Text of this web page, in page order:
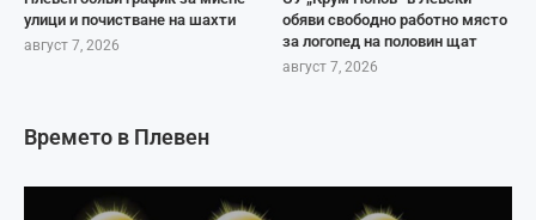
улици и почистване на шахти
август 7, 2026
обяви свободно работно място
за логопед на половин щат
август 7, 2026
Времето в Плевен